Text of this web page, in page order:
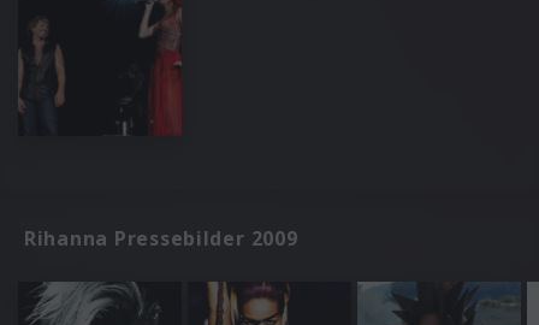
Rihanna Pressebilder 2009